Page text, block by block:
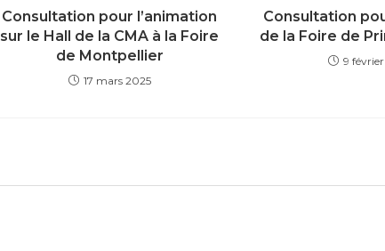
Consultation pour l’animation
sur le Hall de la CMA à la Foire
de Montpellier
17 mars 2025
Consultation
de la Foire de
9